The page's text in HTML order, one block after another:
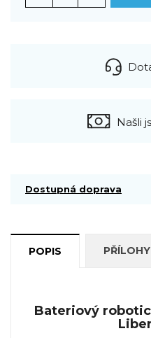
Našli
Dostupná doprava
POPIS PŘÍLOHY
Bateriový